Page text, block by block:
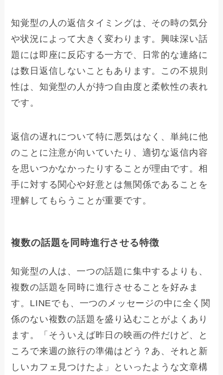
知覚型の人の返信タイミングは、その時の気分
や状況によって大きく変わります。興味深い話
題には即座に反応する一方で、日常的な連絡に
は数日返信しないこともあります。この不規則
性は、知覚型の人が持つ自由度と柔軟性の表れ
です。
返信の遅れについて特に悪気はなく、単純に他
のことに注意が向いていたり、適切な返信内容
を思いつかなかったりすることが理由です。相
手に対する関心や好意とは無関係であることを
理解してもらうことが重要です。
複数の話題を同時進行させる特徴
知覚型の人は、一つの話題に集中するよりも、
複数の話題を同時に進行させることを好みま
す。LINEでも、一つのメッセージの中に全く関
係のない複数の話題を盛り込むことがよくあり
ます。「そういえば昨日の映画の件だけど、と
ころで来週の旅行の準備はどう？あ、それと新
しいカフェ見つけたよ」といったような文章構